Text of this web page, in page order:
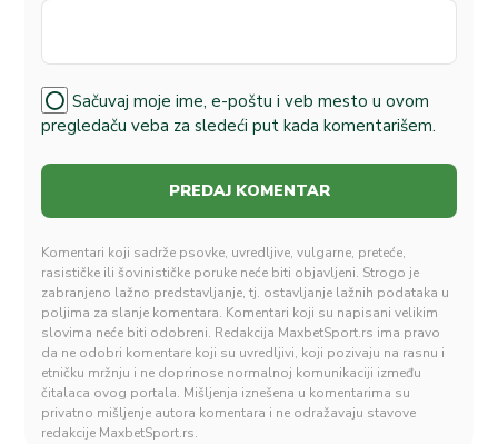
Sačuvaj moje ime, e-poštu i veb mesto u ovom
pregledaču veba za sledeći put kada komentarišem.
Komentari koji sadrže psovke, uvredljive, vulgarne, preteće,
rasističke ili šovinističke poruke neće biti objavljeni. Strogo je
zabranjeno lažno predstavljanje, tj. ostavljanje lažnih podataka u
poljima za slanje komentara. Komentari koji su napisani velikim
slovima neće biti odobreni. Redakcija MaxbetSport.rs ima pravo
da ne odobri komentare koji su uvredljivi, koji pozivaju na rasnu i
etničku mržnju i ne doprinose normalnoj komunikaciji između
čitalaca ovog portala. Mišljenja iznešena u komentarima su
privatno mišljenje autora komentara i ne odražavaju stavove
redakcije MaxbetSport.rs.